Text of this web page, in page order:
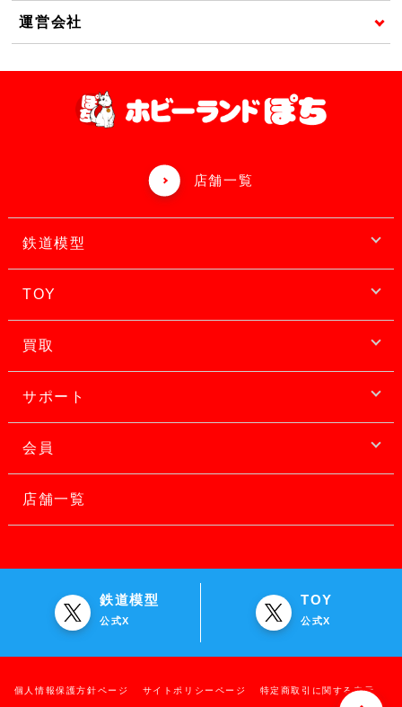
運営会社
店舗一覧
鉄道模型
TOY
買取
サポート
会員
店舗一覧
鉄道模型
公式X
TOY
公式X
個人情報保護方針ページ サイトポリシーページ 特定商取引に関する表示